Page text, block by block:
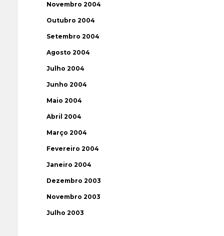
Novembro 2004
Outubro 2004
Setembro 2004
Agosto 2004
Julho 2004
Junho 2004
Maio 2004
Abril 2004
Março 2004
Fevereiro 2004
Janeiro 2004
Dezembro 2003
Novembro 2003
Julho 2003